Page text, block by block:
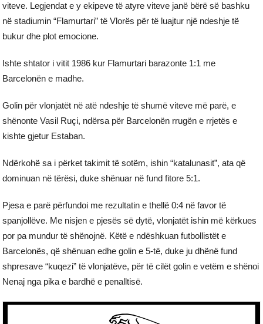
viteve. Legjendat e y ekipeve të atyre viteve janë bërë së bashku
në stadiumin “Flamurtari” të Vlorës për të luajtur një ndeshje të
bukur dhe plot emocione.
Ishte shtator i vitit 1986 kur Flamurtari barazonte 1:1 me
Barcelonën e madhe.
Golin për vlonjatët në atë ndeshje të shumë viteve më parë, e
shënonte Vasil Ruçi, ndërsa për Barcelonën rrugën e rrjetës e
kishte gjetur Estaban.
Ndërkohë sa i përket takimit të sotëm, ishin “katalunasit”, ata që
dominuan në tërësi, duke shënuar në fund fitore 5:1.
Pjesa e parë përfundoi me rezultatin e thellë 0:4 në favor të
spanjollëve. Me nisjen e pjesës së dytë, vlonjatët ishin më kërkues
por pa mundur të shënojnë. Këtë e ndëshkuan futbollistët e
Barcelonës, që shënuan edhe golin e 5-të, duke ju dhënë fund
shpresave “kuqezi” të vlonjatëve, për të cilët golin e vetëm e shënoi
Nenaj nga pika e bardhë e penalltisë.